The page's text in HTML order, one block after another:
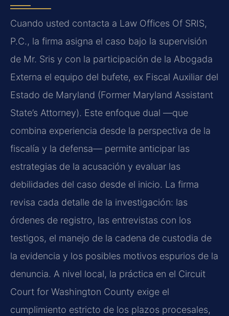
Cuando usted contacta a Law Offices Of SRIS,
P.C., la firma asigna el caso bajo la supervisión
de Mr. Sris y con la participación de la Abogada
Externa el equipo del bufete, ex Fiscal Auxiliar del
Estado de Maryland (Former Maryland Assistant
State’s Attorney). Este enfoque dual —que
combina experiencia desde la perspectiva de la
fiscalía y la defensa— permite anticipar las
estrategias de la acusación y evaluar las
debilidades del caso desde el inicio. La firma
revisa cada detalle de la investigación: las
órdenes de registro, las entrevistas con los
testigos, el manejo de la cadena de custodia de
la evidencia y los posibles motivos espurios de la
denuncia. A nivel local, la práctica en el Circuit
Court for Washington County exige el
cumplimiento estricto de los plazos procesales,